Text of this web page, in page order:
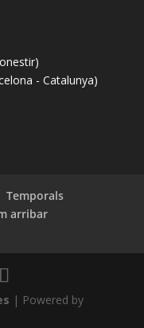
- Catalunya)
Temporals
arribar
| Powered by